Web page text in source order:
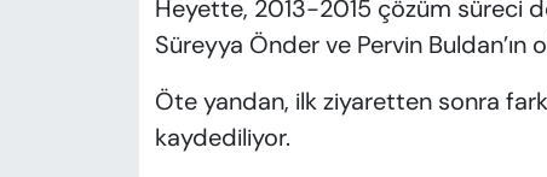
Heyette, 2013-2015 çözüm süreci
Süreyya Önder ve Pervin Buldan’ın
Öte yandan, ilk ziyaretten sonra
kaydediliyor.